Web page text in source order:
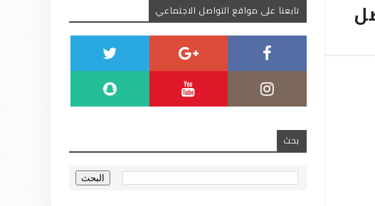
4 الفصل تابعنا على مواقع التواصل الاجتماعي
بحث